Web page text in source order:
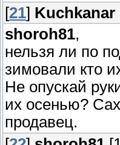
[21] Kuchkanar
shoroh81,
нельзя ли по
зимовали кто
Не опускай
их осенью?
продавец.